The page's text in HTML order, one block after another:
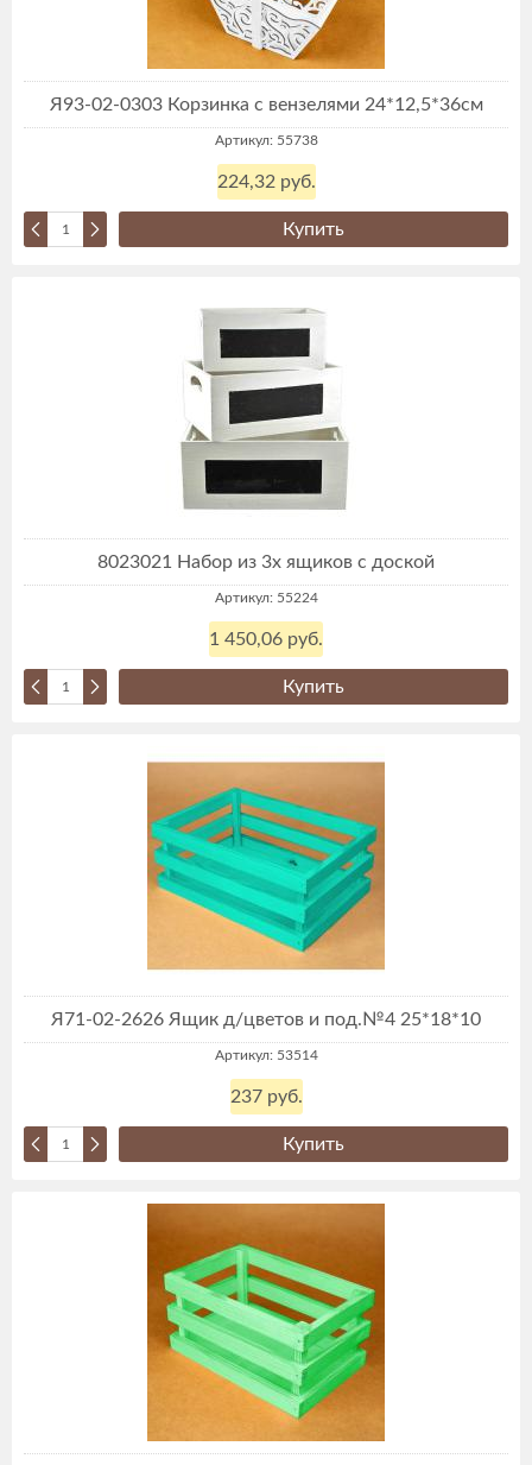
Я93-02-0303 Корзинка с вензелями 24*12,5*36см
Артикул: 55738
224,32 руб.
Купить
8023021 Набор из 3х ящиков с доской
Артикул: 55224
1 450,06 руб.
Купить
Я71-02-2626 Ящик д/цветов и под.№4 25*18*10
Артикул: 53514
237 руб.
Купить